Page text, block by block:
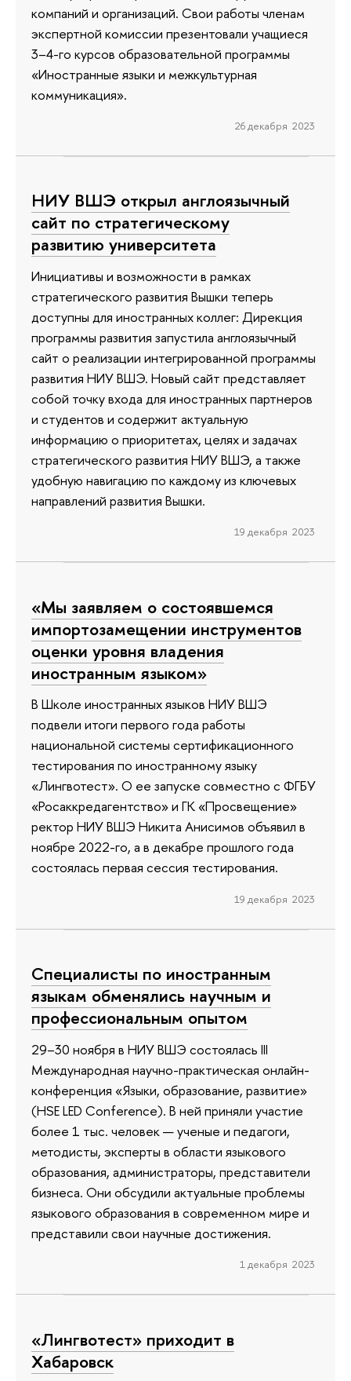
компаний и организаций. Свои работы членам
экспертной комиссии презентовали учащиеся
3–4-го курсов образовательной программы
«Иностранные языки и межкультурная
коммуникация».
26 декабря 2023
НИУ ВШЭ открыл англоязычный
сайт по стратегическому
развитию университета
Инициативы и возможности в рамках
стратегического развития Вышки теперь
доступны для иностранных коллег: Дирекция
программы развития запустила англоязычный
сайт о реализации интегрированной программы
развития НИУ ВШЭ. Новый сайт представляет
собой точку входа для иностранных партнеров
и студентов и содержит актуальную
информацию о приоритетах, целях и задачах
стратегического развития НИУ ВШЭ, а также
удобную навигацию по каждому из ключевых
направлений развития Вышки.
19 декабря 2023
«Мы заявляем о состоявшемся
импортозамещении инструментов
оценки уровня владения
иностранным языком»
В Школе иностранных языков НИУ ВШЭ
подвели итоги первого года работы
национальной системы сертификационного
тестирования по иностранному языку
«Лингвотест». О ее запуске совместно с ФГБУ
«Росаккредагентство» и ГК «Просвещение»
ректор НИУ ВШЭ Никита Анисимов объявил в
ноябре 2022-го, а в декабре прошлого года
состоялась первая сессия тестирования.
19 декабря 2023
Специалисты по иностранным
языкам обменялись научным и
профессиональным опытом
29–30 ноября в НИУ ВШЭ состоялась III
Международная научно-практическая онлайн-
конференция «Языки, образование, развитие»
(HSE LED Conference). В ней приняли участие
более 1 тыс. человек — ученые и педагоги,
методисты, эксперты в области языкового
образования, администраторы, представители
бизнеса. Они обсудили актуальные проблемы
языкового образования в современном мире и
представили свои научные достижения.
1 декабря 2023
«Лингвотест» приходит в
Хабаровск